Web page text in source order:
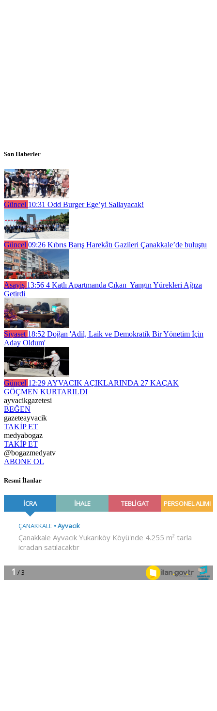
Son Haberler
Güncel 10:31 Odd Burger Ege’yi Sallayacak!
Güncel 09:26 Kıbrıs Barış Harekâtı Gazileri Çanakkale’de buluştu
Asayiş 13:56 4 Katlı Apartmanda Çıkan Yangın Yürekleri Ağıza
Getirdi
Siyaset 18:52 Doğan 'Adil, Laik ve Demokratik Bir Yönetim İçin
Aday Oldum'
Güncel 12:29 AYVACIK AÇIKLARINDA 27 KAÇAK
GÖÇMEN KURTARILDI
ayvacikgazetesi
BEĞEN
gazeteayvacik
TAKİP ET
medyabogaz
TAKİP ET
@bogazmedyatv
ABONE OL
Resmî İlanlar